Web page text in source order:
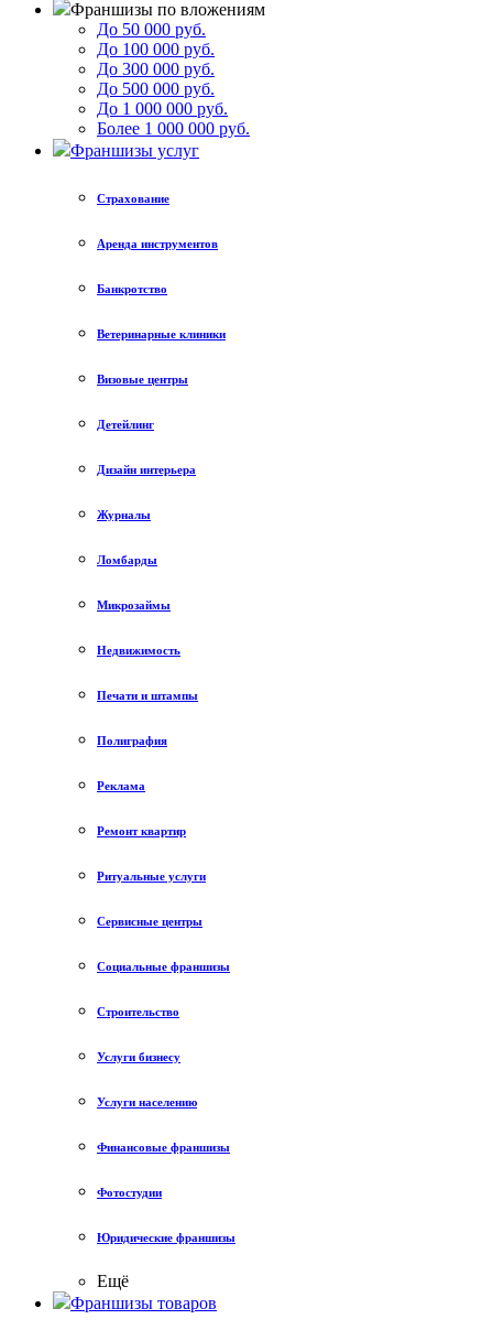
Франшизы по вложениям
До 50 000 руб.
До 100 000 руб.
До 300 000 руб.
До 500 000 руб.
До 1 000 000 руб.
Более 1 000 000 руб.
Франшизы услуг
Страхование
Аренда инструментов
Банкротство
Ветеринарные клиники
Визовые центры
Детейлинг
Дизайн интерьера
Журналы
Ломбарды
Микрозаймы
Недвижимость
Печати и штампы
Полиграфия
Реклама
Ремонт квартир
Ритуальные услуги
Сервисные центры
Социальные франшизы
Строительство
Услуги бизнесу
Услуги населению
Финансовые франшизы
Фотостудии
Юридические франшизы
Ещё
Франшизы товаров